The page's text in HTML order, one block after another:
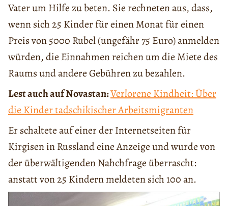
Vater um Hilfe zu beten. Sie rechneten aus, dass,
wenn sich 25 Kinder für einen Monat für einen
Preis von 5000 Rubel (ungefähr 75 Euro) anmelden
würden, die Einnahmen reichen um die Miete des
Raums und andere Gebühren zu bezahlen.
Lest auch auf Novastan:Verlorene Kindheit: Über
die Kinder tadschikischer Arbeitsmigranten
Er schaltete auf einer der Internetseiten für
Kirgisen in Russland eine Anzeige und wurde von
der überwältigenden Nahchfrage überrascht:
anstatt von 25 Kindern meldeten sich 100 an.